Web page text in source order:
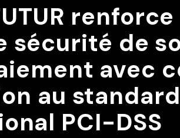
renforce
sécurité de
avec
au standard
PCI-DSS